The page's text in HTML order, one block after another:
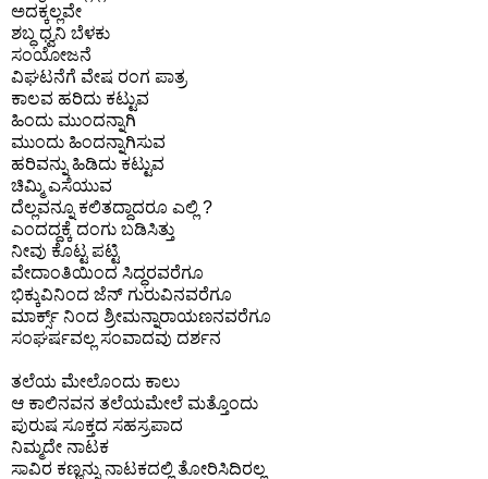
ಅದಕ್ಕಲ್ಲವೇ
ಶಬ್ಧ ಧ್ವನಿ ಬೆಳಕು
ಸಂಯೋಜನೆ
ವಿಘಟನೆಗೆ ವೇಷ ರಂಗ ಪಾತ್ರ
ಕಾಲವ ಹರಿದು ಕಟ್ಟುವ
ಹಿಂದು ಮುಂದನ್ನಾಗಿ
ಮುಂದು ಹಿಂದನ್ನಾಗಿಸುವ
ಹರಿವನ್ನು ಹಿಡಿದು ಕಟ್ಟುವ
ಚಿಮ್ಮಿ ಎಸೆಯುವ
ದೆಲ್ಲವನ್ನೂ ಕಲಿತದ್ದಾದರೂ ಎಲ್ಲಿ ?
ಎಂದದ್ದಕ್ಕೆ ದಂಗು ಬಡಿಸಿತ್ತು
ನೀವು ಕೊಟ್ಟ ಪಟ್ಟಿ
ವೇದಾಂತಿಯಿಂದ ಸಿದ್ಧರವರೆಗೂ‌
ಭಿಕ್ಕುವಿನಿಂದ ಜೆನ್ ಗುರುವಿನವರೆಗೂ
ಮಾರ್ಕ್ಸ್ ನಿಂದ ಶ್ರೀಮನ್ನಾರಾಯಣನವರೆಗೂ
ಸಂಘರ್ಷವಲ್ಲ ಸಂವಾದವು ದರ್ಶನ
ತಲೆಯ ಮೇಲೊಂದು ಕಾಲು
ಆ ಕಾಲಿನವನ ತಲೆಯಮೇಲೆ ಮತ್ತೊಂದು
ಪುರುಷ ಸೂಕ್ತದ ಸಹಸ್ರಪಾದ
ನಿಮ್ಮದೇ ನಾಟಕ
ಸಾವಿರ ಕಣ್ಣನ್ನು ನಾಟಕದಲ್ಲಿ ತೋರಿಸಿದಿರಲ್ಲ